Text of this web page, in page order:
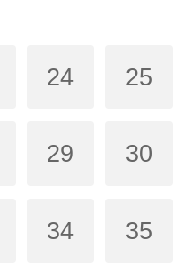
24 25
29 30
34 35